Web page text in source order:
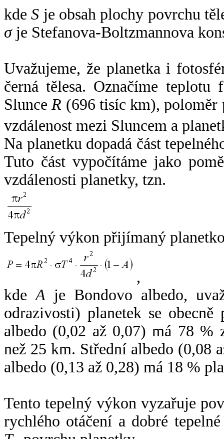
kdeS je obsah plochy povrchu
σje Stefanova-Boltzmannova
Uvažujeme, že planetka i
černá tělesa. Označíme
SlunceR (696 tisíc km),
vzdálenost mezi Sluncem a
Na planetku dopadá část
Tuto část vypočítáme jako
vzdálenosti planetky, tzn.
Tepelný výkon přijímaný
,
kdeA je Bondovo albedo,
odrazivosti) planetek se
albedo (0,02 až 0,07) má 78 %
než 25 km. Střední albedo (0,08
albedo (0,13 až 0,28) má 18 %
Tento tepelný výkon vyzařuje
rychlého otáčení a dobré